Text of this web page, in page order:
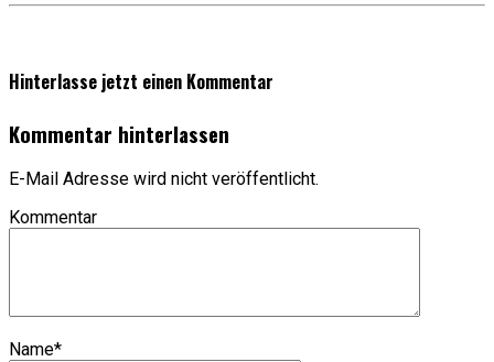
Hinterlasse jetzt einen Kommentar
Kommentar hinterlassen
E-Mail Adresse wird nicht veröffentlicht.
Kommentar
Name*